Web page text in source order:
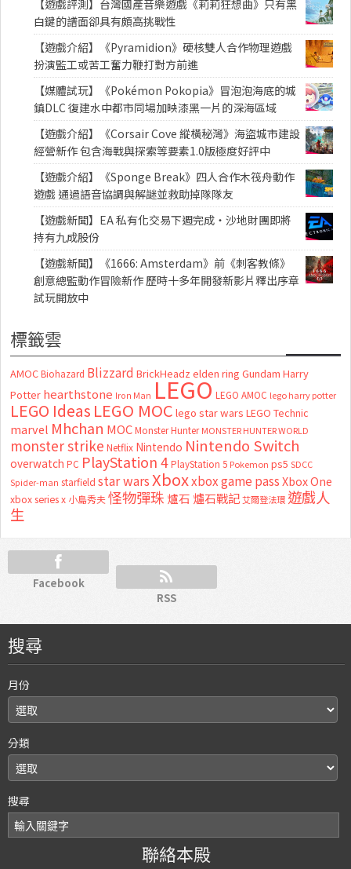
【遊戲評測】台灣國產音樂遊戲《莉莉狂想曲》只有黑
白鍵的譜面卻具有頗高挑戰性
【遊戲介紹】《Pyramidion》硬核雙人合作物理遊戲
扮演監工或苦工奮力鞭打對方前進
【媒體試玩】《Pokémon Pokopia》冒泡泡海底的城
鎮DLC 復建水中都市同場加映漆黑一片的深海區域
【遊戲介紹】《Corsair Cove 縱橫秘灣》海盜城市建設
經營新作 包含海戰與探索等要素1.0版極度好評中
【遊戲介紹】《Sponge Break》四人合作木筏舟動作
遊戲 通過語音協調與解謎並救助掉隊隊友
【遊戲新聞】EA 私有化交易下週完成・沙地財團即將
持有九成股份
【遊戲新聞】《1666: Amsterdam》前《刺客教條》
創意總監動作冒險新作 歷時十多年開發新影片釋出序章
試玩開放中
標籤雲
AMOC Biohazard Blizzard BrickHeadz elden ring Gundam Harry
Potter hearthstone Iron Man LEGO LEGO AMOC lego harry potter
LEGO Ideas LEGO MOC lego star wars LEGO Technic
marvel Mhchan MOC Monster Hunter MONSTER HUNTER WORLD
monster strike Netflix Nintendo Nintendo Switch
overwatch PC PlayStation 4 PlayStation 5 Pokemon ps5 SDCC
Spider-man starfield star warsXboxxbox game passXbox One
xbox series x 小島秀夫怪物彈珠 爐石 爐石戰記艾爾登法環 遊戲人
生
Facebook
RSS
搜尋
月份
分類
搜尋
聯絡本殿